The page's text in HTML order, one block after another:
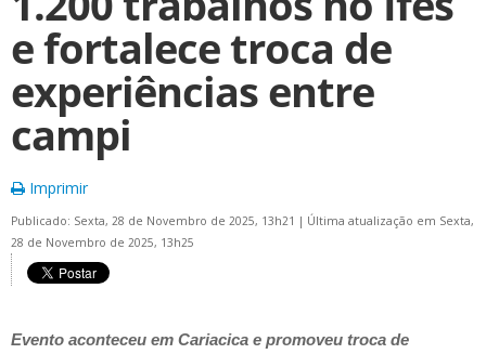
e fortalece troca de
experiências entre
campi
Imprimir
Publicado: Sexta, 28 de Novembro de 2025, 13h21 | Última atualização em Sexta,
28 de Novembro de 2025, 13h25
Evento aconteceu em Cariacica e promoveu troca de